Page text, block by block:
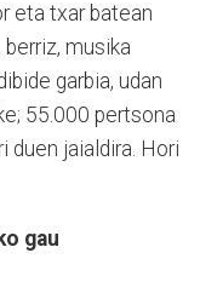
eta txar batean
musika
garbia, udan
55.000 pertsona
duen jaialdira. Hori
gau